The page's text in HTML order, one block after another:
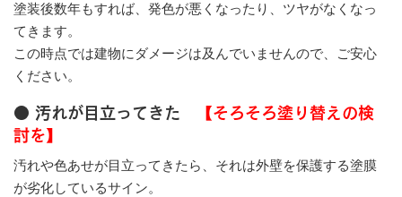
塗装後数年もすれば、発色が悪くなったり、ツヤがなくなっ
てきます。
この時点では建物にダメージは及んでいませんので、ご安心
ください。
● 汚れが目立ってきた
【そろそろ塗り替えの検
討を】
汚れや色あせが目立ってきたら、それは外壁を保護する塗膜
が劣化しているサイン。